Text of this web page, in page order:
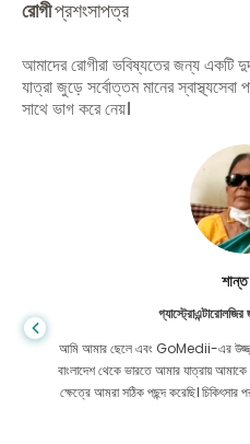
রোগীপ্রশংসাপত্র
আমাদের রোগীরা ভবিষ্যতের জন্য একটি
যাত্রা জুড়ে সর্বোত্তম মানের
সাথে ভাগ করে নেয়।
আমি আমার ছেলে এবং GoMedii-এর উজ্জ্বল
বাংলাদেশ থেকে ভারতে আমার যাত্রায়
ক্ষেত্রে আমরা সঠিক পছন্দ করেছি। চিকিৎসার